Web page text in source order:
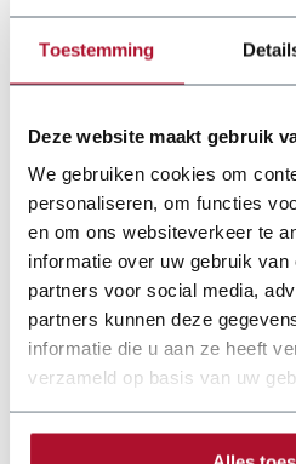
Toestemming
Deze website maakt gebruik
We gebruiken cookies om
personaliseren, om functies
en om ons websiteverkeer te
informatie over uw gebruik
partners voor social media,
partners kunnen deze
informatie die u aan ze heeft
verzameld op basis van uw